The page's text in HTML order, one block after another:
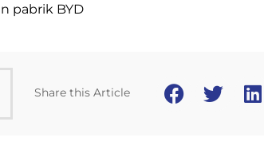
pabrik BYD
Share this Article